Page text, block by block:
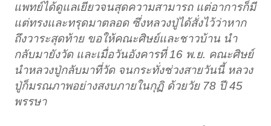
แพทย์ได้ดูแลเยียวจนสุดความสามารถ แต่อาการก็มี
แต่ทรงและทรุดมาตลอด ซึ่งหลวงปู่ได้สั่งไว้ว่าหาก
ถึงวาระสุดท้าย ขอให้คณะศิษย์และชาวบ้าน นำ
กลับมายังวัด และเมื่อวันอังคารที่ 16 พ.ย. คณะศิษย์
นำหลวงปู่กลับมาที่วัด จนกระทั่งช่วงสายวันนี้ หลวง
ปู่ก็มรณภาพอย่างสงบภายในกุฏิ ด้วยวัย 78 ปี 45
พรรษา